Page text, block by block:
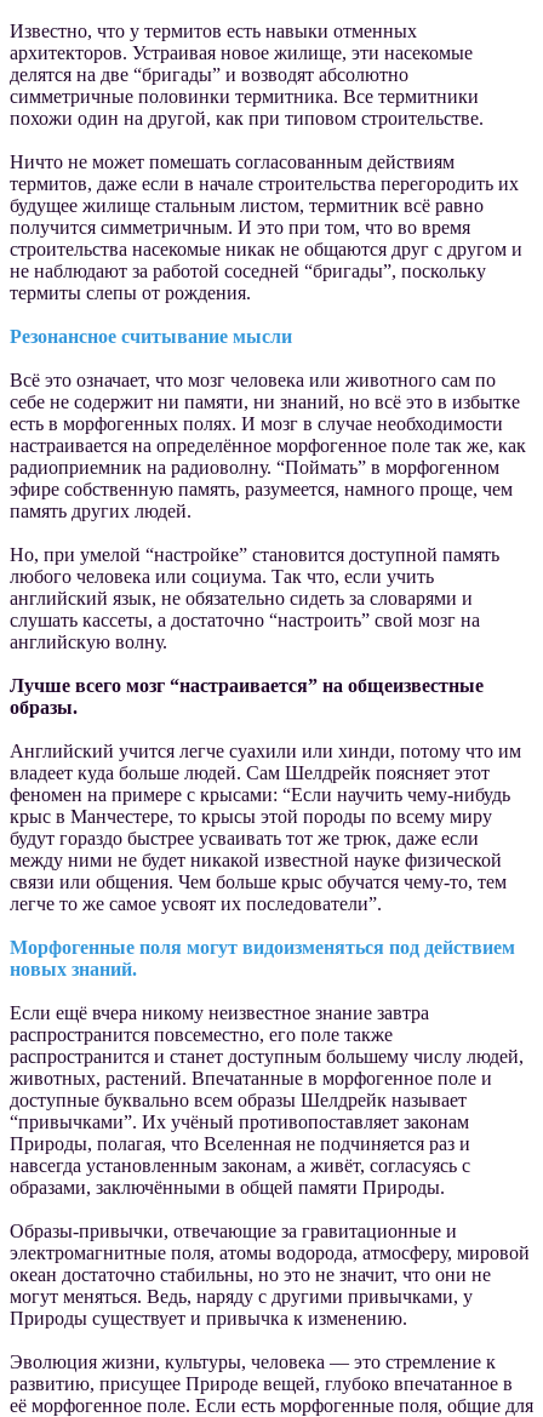
Известно, что у термитов есть навыки отменных
архитекторов. Устраивая новое жилище, эти насекомые
делятся на две “бригады” и возводят абсолютно
симметричные половинки термитника. Все термитники
похожи один на другой, как при типовом строительстве.
Ничто не может помешать согласованным действиям
термитов, даже если в начале строительства перегородить их
будущее жилище стальным листом, термитник всё равно
получится симметричным. И это при том, что во время
строительства насекомые никак не общаются друг с другом и
не наблюдают за работой соседней “бригады”, поскольку
термиты слепы от рождения.
Резонансное считывание мысли
Всё это означает, что мозг человека или животного сам по
себе не содержит ни памяти, ни знаний, но всё это в избытке
есть в морфогенных полях. И мозг в случае необходимости
настраивается на определённое морфогенное поле так же, как
радиоприемник на радиоволну. “Поймать” в морфогенном
эфире собственную память, разумеется, намного проще, чем
память других людей.
Но, при умелой “настройке” становится доступной память
любого человека или социума. Так что, если учить
английский язык, не обязательно сидеть за словарями и
слушать кассеты, а достаточно “настроить” свой мозг на
английскую волну.
Лучше всего мозг “настраивается” на общеизвестные
образы.
Английский учится легче суахили или хинди, потому что им
владеет куда больше людей. Сам Шелдрейк поясняет этот
феномен на примере с крысами: “Если научить чему-нибудь
крыс в Манчестере, то крысы этой породы по всему миру
будут гораздо быстрее усваивать тот же трюк, даже если
между ними не будет никакой известной науке физической
связи или общения. Чем больше крыс обучатся чему-то, тем
легче то же самое усвоят их последователи”.
Морфогенные поля могут видоизменяться под действием
новых знаний.
Если ещё вчера никому неизвестное знание завтра
распространится повсеместно, его поле также
распространится и станет доступным большему числу людей,
животных, растений. Впечатанные в морфогенное поле и
доступные буквально всем образы Шелдрейк называет
“привычками”. Их учёный противопоставляет законам
Природы, полагая, что Вселенная не подчиняется раз и
навсегда установленным законам, а живёт, согласуясь с
образами, заключёнными в общей памяти Природы.
Образы-привычки, отвечающие за гравитационные и
электромагнитные поля, атомы водорода, атмосферу, мировой
океан достаточно стабильны, но это не значит, что они не
могут меняться. Ведь, наряду с другими привычками, у
Природы существует и привычка к изменению.
Эволюция жизни, культуры, человека — это стремление к
развитию, присущее Природе вещей, глубоко впечатанное в
её морфогенное поле. Если есть морфогенные поля, общие для